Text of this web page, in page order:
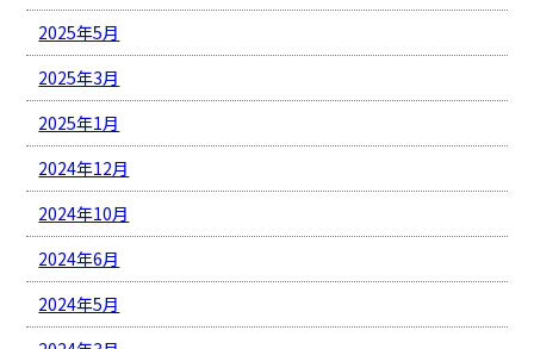
2025年5月
2025年3月
2025年1月
2024年12月
2024年10月
2024年6月
2024年5月